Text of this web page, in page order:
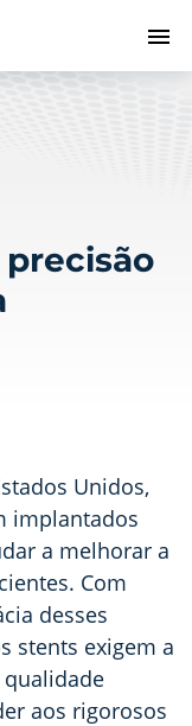
Unidos,
implantados
a melhorar a
Com
desses
stents exigem a
aos rigorosos